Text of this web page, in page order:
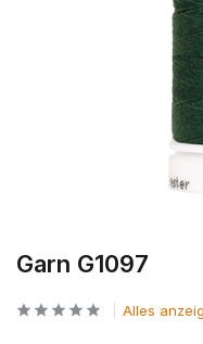
Garn G1097
Alles